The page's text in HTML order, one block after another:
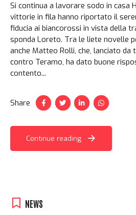
Si continua a lavorare sodo in casa
vittorie in fila hanno riportato il
fiducia ai biancorossi in vista della
sponda Loreto. Tra le liete novelle
anche Matteo Rolli, che, lanciato da
contro Teramo, ha dato buone
contento...
Share
Continue reading
NEWS